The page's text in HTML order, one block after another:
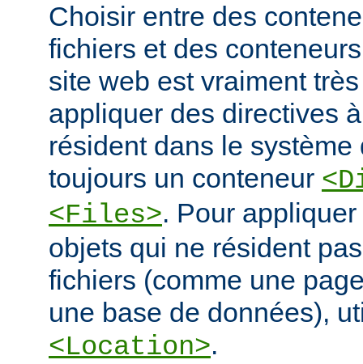
Choisir entre des
fichiers et des
site web est vraiment
appliquer des directives
résident dans le
toujours un conteneur
<Files>. Pour
objets qui ne résident
fichiers (comme une
une base de données),
<Location>.